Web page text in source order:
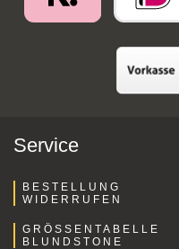
Service
BESTELLUNG
WIDERRUFEN
GRÖSSENTABELLE B
LUNDSTONE